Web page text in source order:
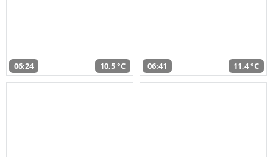
06:24 10,5 °C 06:41 11,4 °C